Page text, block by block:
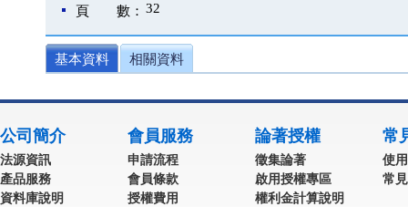
頁 數： 32
基本資料 相關資料
公司簡介
法源資訊
產品服務
資料庫說明
會員服務
申請流程
會員條款
授權費用
論著授權
徵集論著
啟用授權專區
權利金計算說明
常
使
常